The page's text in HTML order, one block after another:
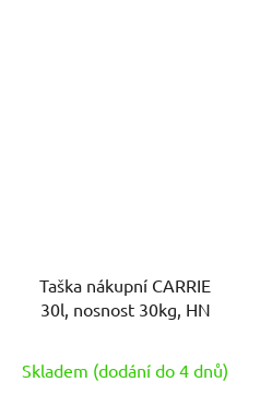
Taška nákupní CARRIE
30l, nosnost 30kg, HN
Skladem (dodání do 4 dnů)